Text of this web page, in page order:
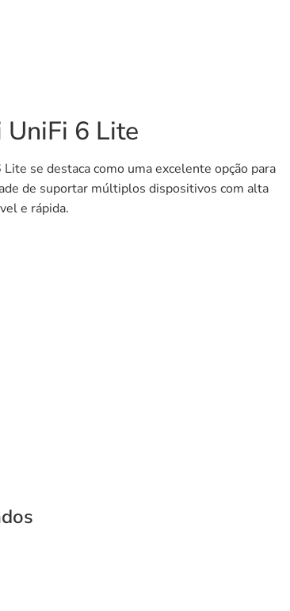
UniFi 6 Lite
se destaca como uma excelente opção para
de suportar múltiplos dispositivos com alta
e rápida.